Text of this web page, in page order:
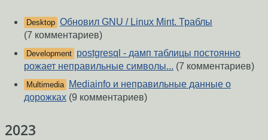
Desktop Обновил GNU / Linux Mint. Траблы
(7 комментариев)
Development postgresql - дамп таблицы постоянно
рожает неправильные символы... (7 комментариев)
Multimedia
Mediainfo и неправильные данные о
дорожках (9 комментариев)
2023